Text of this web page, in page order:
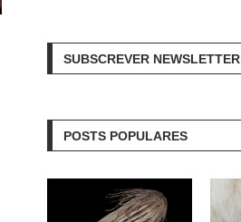
SUBSCREVER NEWSLETTER
POSTS POPULARES